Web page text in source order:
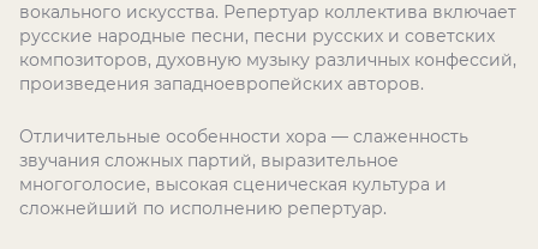
вокального искусства. Репертуар коллектива включает
русские народные песни, песни русских и советских
композиторов, духовную музыку различных конфессий,
произведения западноевропейских авторов.
Отличительные особенности хора — слаженность
звучания сложных партий, выразительное
многоголосие, высокая сценическая культура и
сложнейший по исполнению репертуар.